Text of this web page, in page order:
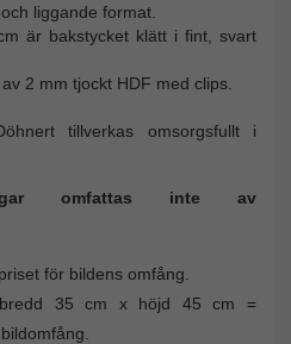
liggande format.
är bakstycket klätt i fint, svart
2 mm tjockt HDF med clips.
tillverkas omsorgsfullt i
omfattas inte av
för bildens omfång.
bredd 35 cm x höjd 45 cm =